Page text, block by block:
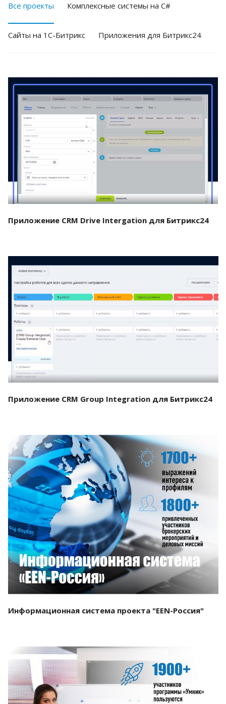
Все проекты Комплексные системы на C#
Cайты на 1С-Битрикс Приложения для Битрикс24
Смотреть проект
Приложение CRM Drive Intergation для Битрикс24
Смотреть проект
Приложение CRM Group Integration для Битрикс24
Смотреть проект
Информационная система проекта "EEN-Россия"